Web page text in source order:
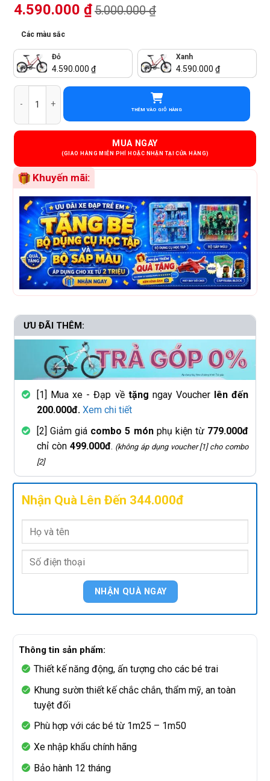
4.590.000 ₫5.000.000₫
Các màu sắc
Đỏ
4.590.000 ₫
Xanh
4.590.000 ₫
Xe Đạp Địa Hình MTB Trẻ Em Miamor Jupiter 20 Inch số lượng
THÊM VÀO GIỎ HÀNG
MUA NGAY
Khuyến mãi:
ƯU ĐÃI THÊM:
[1] Mua xe - Đạp về tặng ngay Voucher lên đến
200.000đ. Xem chi tiết
[2] Giảm giá combo 5 mónphụ kiện từ 779.000đ
chỉ còn 499.000đ. (không áp dụng voucher [1] cho combo
[2]
Nhận Quà Lên Đến 344.000đ
Thông tin sản phẩm:
Thiết kế năng động, ấn tượng cho các bé trai
Khung sườn thiết kế chắc chắn, thẩm mỹ, an toàn
tuyệt đối
Phù hợp với các bé từ 1m25 – 1m50
Xe nhập khẩu chính hãng
Bảo hành 12 tháng